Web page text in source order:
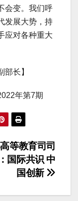
会变。我们呼
发展大势，持
应对各种重大
长】
年第7期
等教育司司
国际共识 中
国创新